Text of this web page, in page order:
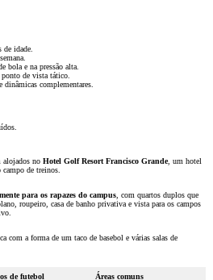
de idade.
bola e na pressão alta.
de vista tático.
dinâmicas complementares.
alojados no Hotel Golf Resort Francisco Grande, um hotel
de treinos.
para os rapazes do campus , com quartos duplos que
roupeiro, casa de banho privativa e vista para os campos
com a forma de um taco de basebol e várias salas de
de futebol Áreas comuns